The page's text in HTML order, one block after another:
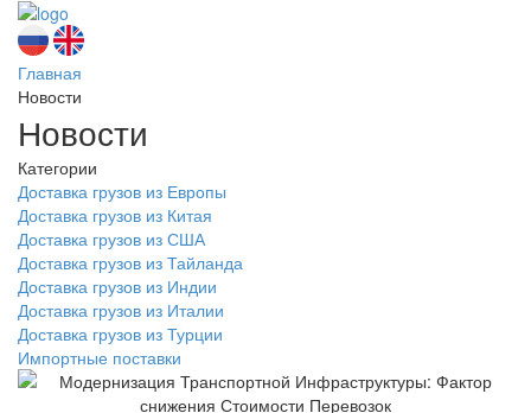
Главная
Новости
Новости
Категории
Доставка грузов из Европы
Доставка грузов из Китая
Доставка грузов из США
Доставка грузов из Тайланда
Доставка грузов из Индии
Доставка грузов из Италии
Доставка грузов из Турции
Импортные поставки